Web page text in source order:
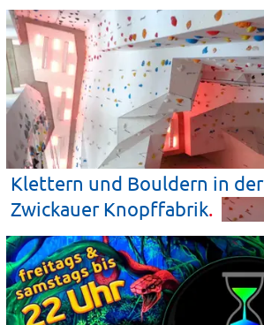
Klettern und Bouldern in der
ZwickauerKnopffabrik